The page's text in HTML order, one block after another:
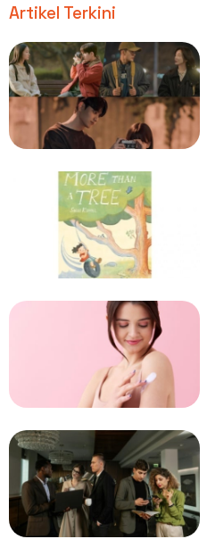
Artikel Terkini